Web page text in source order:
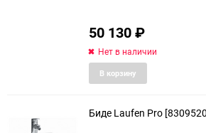
50 130₽
Нет в наличии
В корзину
Биде Laufen Pro